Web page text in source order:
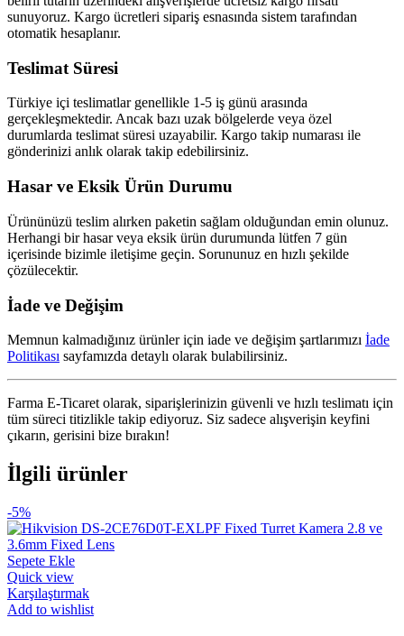
sunuyoruz. Kargo ücretleri sipariş esnasında sistem tarafından
otomatik hesaplanır.
Teslimat Süresi
Türkiye içi teslimatlar genellikle 1-5 iş günü arasında
gerçekleşmektedir. Ancak bazı uzak bölgelerde veya özel
durumlarda teslimat süresi uzayabilir. Kargo takip numarası ile
gönderinizi anlık olarak takip edebilirsiniz.
Hasar ve Eksik Ürün Durumu
Ürününüzü teslim alırken paketin sağlam olduğundan emin olunuz.
Herhangi bir hasar veya eksik ürün durumunda lütfen 7 gün
içerisinde bizimle iletişime geçin. Sorununuz en hızlı şekilde
çözülecektir.
İade ve Değişim
Memnun kalmadığınız ürünler için iade ve değişim şartlarımızı İade
Politikası sayfamızda detaylı olarak bulabilirsiniz.
Farma E-Ticaret olarak, siparişlerinizin güvenli ve hızlı teslimatı için
tüm süreci titizlikle takip ediyoruz. Siz sadece alışverişin keyfini
çıkarın, gerisini bize bırakın!
İlgili ürünler
-5%
Sepete Ekle
Quick view
Karşılaştırmak
Add to wishlist